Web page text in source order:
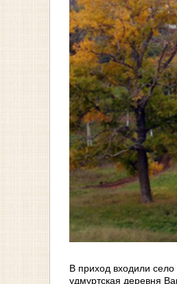
В приход входили
удмуртская деревня